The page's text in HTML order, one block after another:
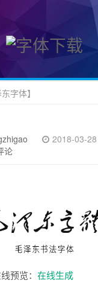
东字体】
2018-03-28
论
预览：在线生成